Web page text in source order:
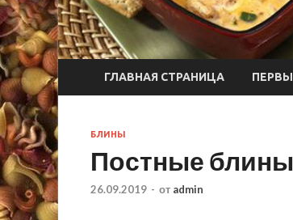
ГЛАВНАЯ СТРАНИЦА
БЛИНЫ
Постные
26.09.2019 - от admin